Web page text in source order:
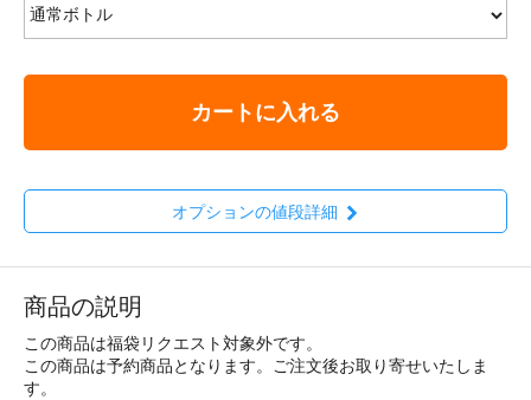
カートに入れる
オプションの値段詳細
商品の説明
この商品は福袋リクエスト対象外です。
この商品は予約商品となります。ご注文後お取り寄せいたしま
す。